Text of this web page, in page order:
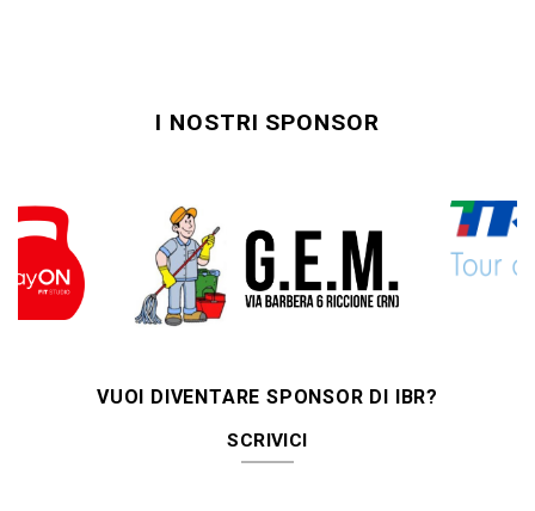
I NOSTRI SPONSOR
VUOI DIVENTARE SPONSOR DI IBR?
SCRIVICI